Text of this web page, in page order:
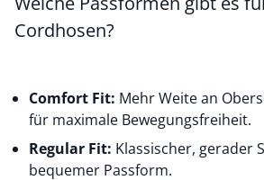
Cordhosen?
Comfort Fit: Mehr Weite an
für maximale Bewegungsfreiheit.
Regular Fit: Klassischer, gerader
bequemer Passform.